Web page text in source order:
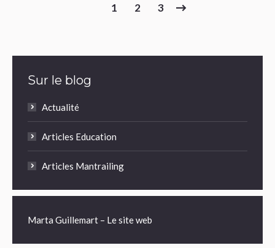
1 2 3
Sur le blog
Actualité
Articles Education
Articles Mantrailing
Marta Guillemart – Le site web